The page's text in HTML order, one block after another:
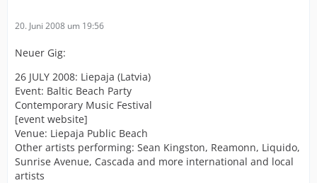
20. Juni 2008 um 19:56
Neuer Gig:
26 JULY 2008: Liepaja (Latvia)
Event: Baltic Beach Party
Contemporary Music Festival
[event website]
Venue: Liepaja Public Beach
Other artists performing: Sean Kingston, Reamonn, Liquido,
Sunrise Avenue, Cascada and more international and local
artists